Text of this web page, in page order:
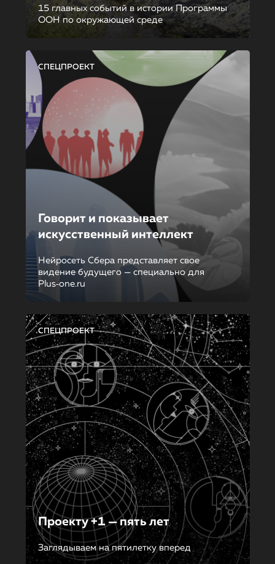
15 главных событий в истории Программы
ООН по окружающей среде
СПЕЦПРОЕКТ
Говорит и показывает
искусственный интеллект
Нейросеть Сбера представляет свое
видение будущего — специально для
Plus‑one.ru
СПЕЦПРОЕКТ
Проекту +1 — пять лет
Заглядываем на пятилетку вперед